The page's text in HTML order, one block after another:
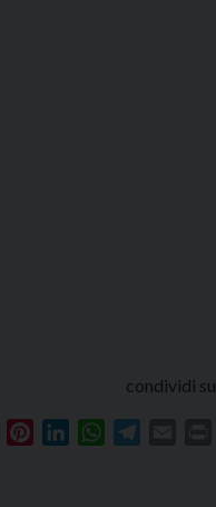
condividi su
ThreadsPinterestLinkedInWhatsApp